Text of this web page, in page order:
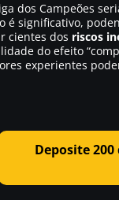
dos Campeões
é significativo,
cientes dos riscos
do efeito
experientes
Deposite 200